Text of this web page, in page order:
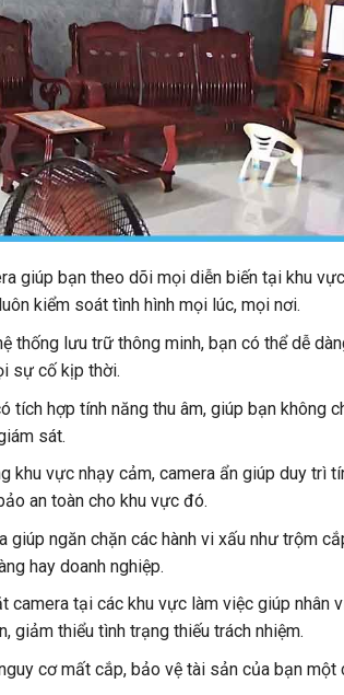
giúp bạn theo dõi mọi diễn biến tại khu
kiểm soát tình hình mọi lúc, mọi nơi.
thống lưu trữ thông minh, bạn có thể dễ
sự cố kịp thời.
tích hợp tính năng thu âm, giúp bạn không
sát.
khu vực nhạy cảm, camera ẩn giúp duy trì
an toàn cho khu vực đó.
giúp ngăn chặn các hành vi xấu như trộm
hay doanh nghiệp.
camera tại các khu vực làm việc giúp nhân
giảm thiểu tình trạng thiếu trách nhiệm.
cơ mất cắp, bảo vệ tài sản của bạn